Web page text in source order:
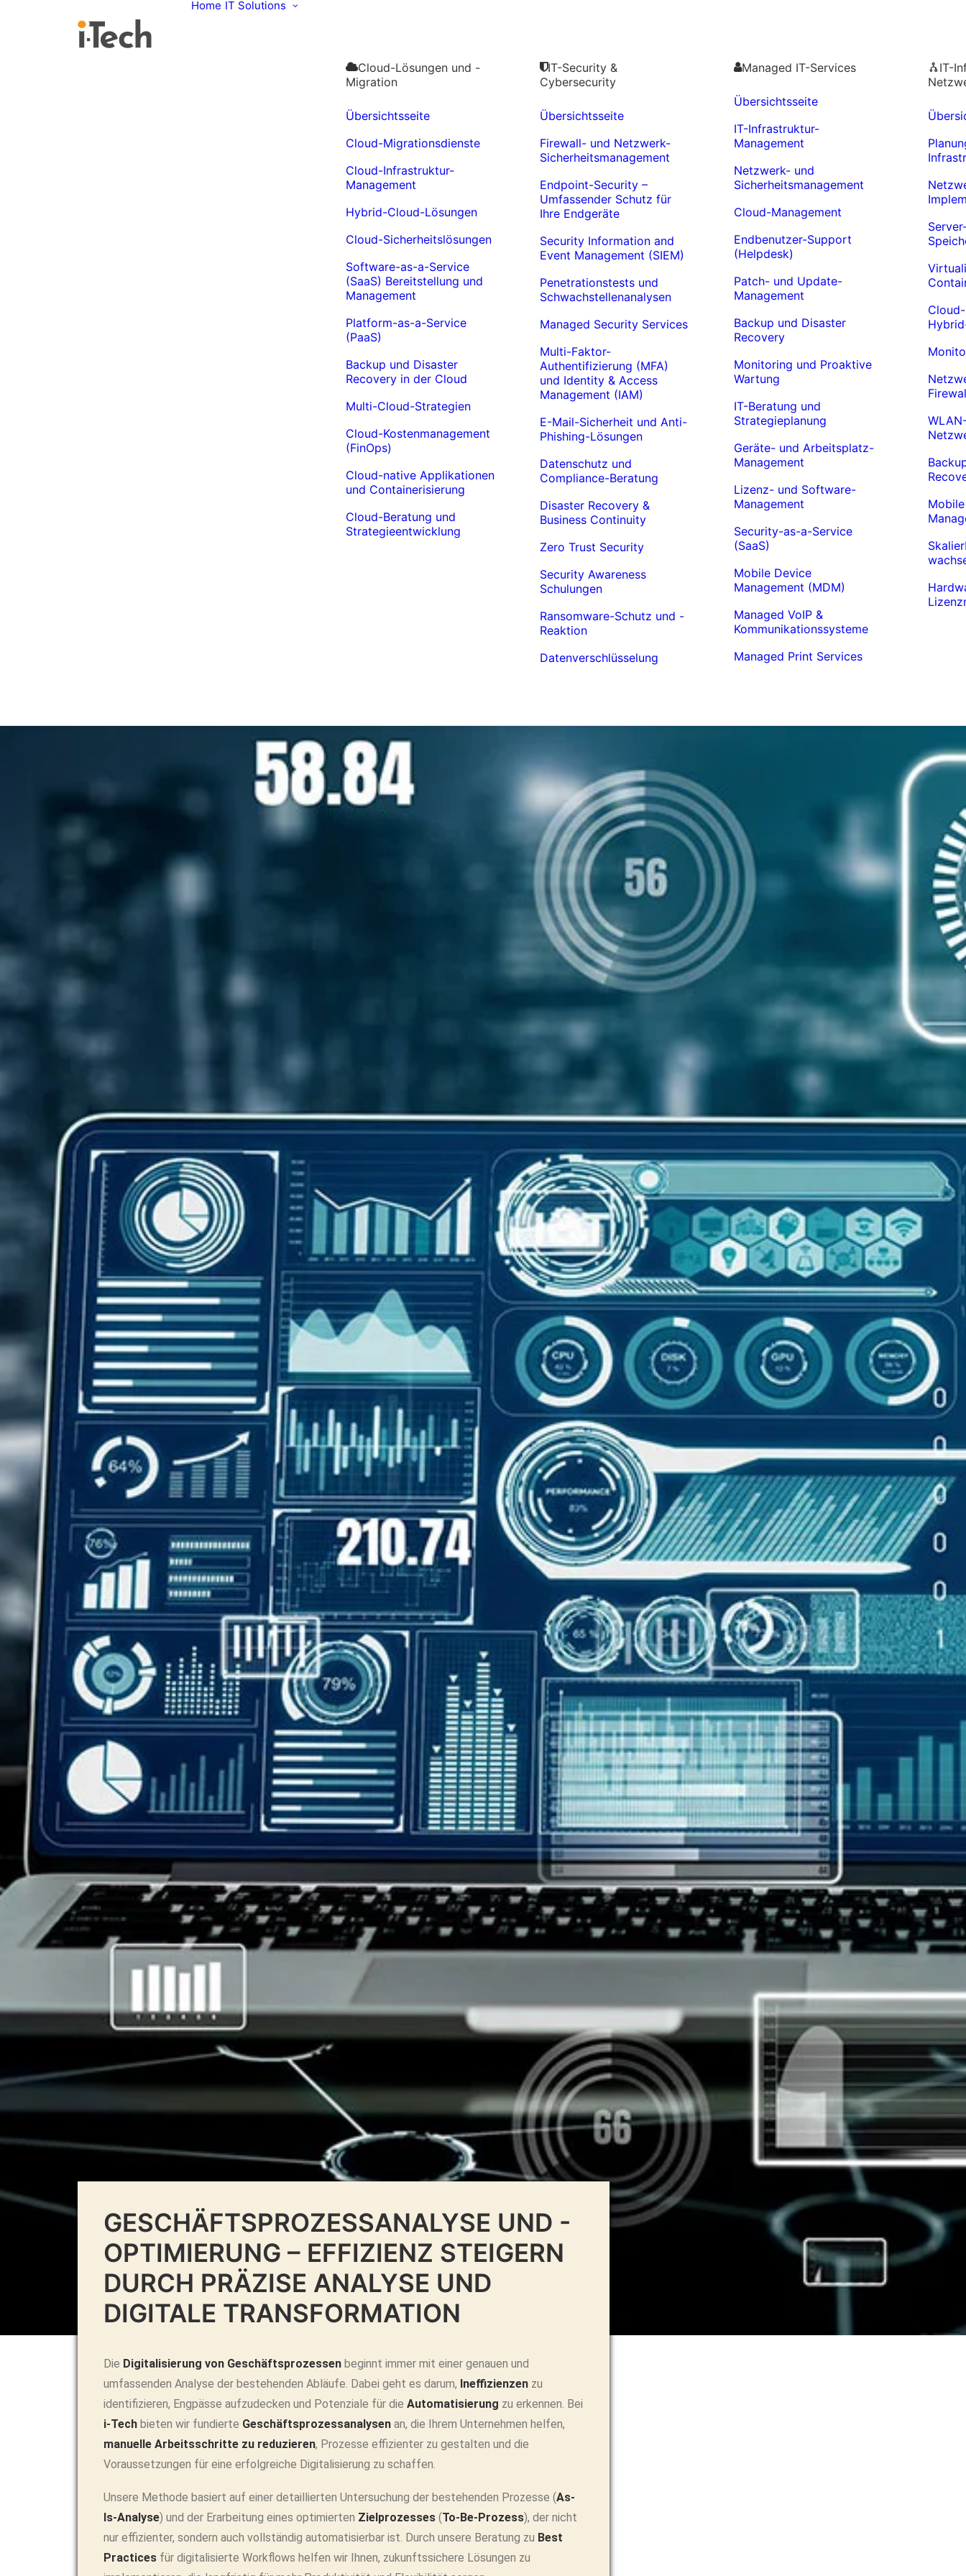
Home IT Solutions
Cloud-Lösungen und -
Migration
Übersichtsseite
Cloud-Migrationsdienste
Cloud-Infrastruktur-
Management
Hybrid-Cloud-Lösungen
Cloud-Sicherheitslösungen
Software-as-a-Service
(SaaS) Bereitstellung und
Management
Platform-as-a-Service
(PaaS)
Backup und Disaster
Recovery in der Cloud
Multi-Cloud-Strategien
Cloud-Kostenmanagement
(FinOps)
Cloud-native Applikationen
und Containerisierung
Cloud-Beratung und
Strategieentwicklung
IT-Security &
Cybersecurity
Übersichtsseite
Firewall- und Netzwerk-
Sicherheitsmanagement
Endpoint-Security –
Umfassender Schutz für
Ihre Endgeräte
Security Information and
Event Management (SIEM)
Penetrationstests und
Schwachstellenanalysen
Managed Security Services
Multi-Faktor-
Authentifizierung (MFA)
und Identity & Access
Management (IAM)
E-Mail-Sicherheit und Anti-
Phishing-Lösungen
Datenschutz und
Compliance-Beratung
Disaster Recovery &
Business Continuity
Zero Trust Security
Security Awareness
Schulungen
Ransomware-Schutz und -
Reaktion
Datenverschlüsselung
Managed IT-Services
Übersichtsseite
IT-Infrastruktur-
Management
Netzwerk- und
Sicherheitsmanagement
Cloud-Management
Endbenutzer-Support
(Helpdesk)
Patch- und Update-
Management
Backup und Disaster
Recovery
Monitoring und Proaktive
Wartung
IT-Beratung und
Strategieplanung
Geräte- und Arbeitsplatz-
Management
Lizenz- und Software-
Management
Security-as-a-Service
(SaaS)
Mobile Device
Management (MDM)
Managed VoIP &
Kommunikationssysteme
Managed Print Services
IT-
GESCHÄFTSPROZESSANALYSE UND -
OPTIMIERUNG – EFFIZIENZ STEIGERN
DURCH PRÄZISE ANALYSE UND
DIGITALE TRANSFORMATION
Die Digitalisierung von Geschäftsprozessen beginnt immer mit einer genauen und
umfassenden Analyse der bestehenden Abläufe. Dabei geht es darum, Ineffizienzen zu
identifizieren, Engpässe aufzudecken und Potenziale für die Automatisierung zu erkennen. Bei
i-Tech bieten wir fundierte Geschäftsprozessanalysen an, die Ihrem Unternehmen helfen,
manuelle Arbeitsschritte zu reduzieren, Prozesse effizienter zu gestalten und die
Voraussetzungen für eine erfolgreiche Digitalisierung zu schaffen.
Unsere Methode basiert auf einer detaillierten Untersuchung der bestehenden Prozesse (As-
Is-Analyse) und der Erarbeitung eines optimierten Zielprozesses (To-Be-Prozess), der nicht
nur effizienter, sondern auch vollständig automatisierbar ist. Durch unsere Beratung zu Best
Practices für digitalisierte Workflows helfen wir Ihnen, zukunftssichere Lösungen zu